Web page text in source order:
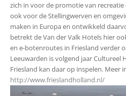
zich in voor de promotie van
ook voor de Stellingwerven en
maken in Europa en ontwikkeld
betrekt de Van der Valk Hotels hier
en e-botenroutes in Friesland verder
Leeuwarden is volgend jaar Cultureel
Friesland kan daar op inspelen. Meer
http://www.frieslandholland.nl/